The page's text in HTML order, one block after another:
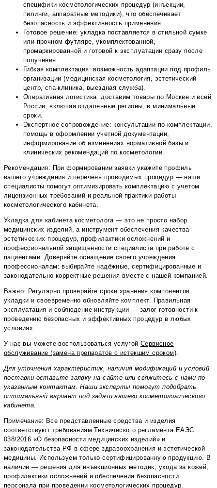
специфики косметологических процедур (инъекции,
пилинги, аппаратные методики), что обеспечивает
безопасность и эффективность применения.
Готовое решение: укладка поставляется в стильной сумке
или прочном футляре, укомплектованной,
промаркированной и готовой к эксплуатации сразу после
получения.
Гибкая комплектация: возможность адаптации под профиль
организации (медицинская косметология, эстетический
центр, спа-клиника, выездная служба).
Оперативная логистика: доставим товары по Москве и всей
России, включая отдаленные регионы, в минимальные
сроки.
Экспертное сопровождение: консультации по комплектации,
помощь в оформлении учетной документации,
информирование об изменениях нормативной базы и
клинических рекомендаций по косметологии.
Рекомендация: При формировании заявки укажите профиль
вашего учреждения и перечень проводимых процедур — наши
специалисты помогут оптимизировать комплектацию с учетом
лицензионных требований и реальной практики работы
косметологического кабинета.
Укладка для кабинета косметолога — это не просто набор
медицинских изделий, а инструмент обеспечения качества
эстетических процедур, профилактики осложнений и
профессиональной защищенности специалиста при работе с
пациентами. Доверяйте оснащение своего учреждения
профессионалам: выбирайте надёжные, сертифицированные и
законодательно корректные решения вместе с нашей компанией.
Важно: Регулярно проверяйте сроки хранения компонентов
укладки и своевременно обновляйте комплект. Правильная
эксплуатация и соблюдение инструкции — залог готовности к
проведению безопасных и эффективных процедур в любых
условиях.
У нас вы можете воспользоваться услугой Сервисное
обслуживание (замена препаратов с истекшим сроком).
Для уточнения характеристик, наличия модификаций и условий
поставки оставьте заявку на сайте или свяжитесь с нами по
указанным контактам. Наши эксперты помогут подобрать
оптимальный вариант под задачи вашего косметологического
кабинета.
Примечание: Все представленные средства и изделия
соответствуют требованиям Технического регламента ЕАЭС
038/2016 «О безопасности медицинских изделий» и
законодательства РФ в сфере здравоохранения и эстетической
медицины. Используем только сертифицированную продукцию. В
наличии — решения для инъекционных методик, ухода за кожей,
профилактики осложнений и обеспечения безопасности
персонала при проведении косметологических процедур.